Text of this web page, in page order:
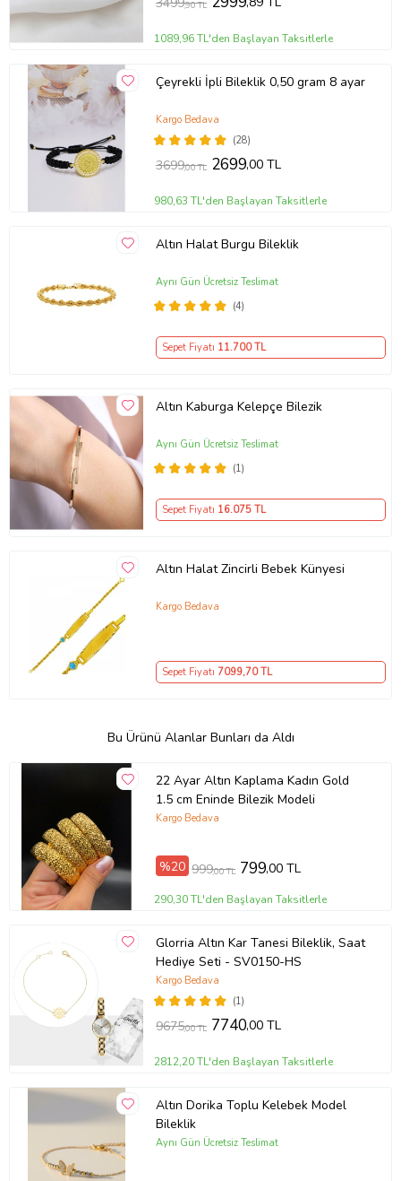
,90 TL
1089,96 TL'den Başlayan Taksitlerle
Çeyrekli İpli Bileklik 0,50 gram 8 ayar
(28)
Kargo Bedava
3699,00 TL 2699,00 TL
980,63 TL'den Başlayan Taksitlerle
Altın Halat Burgu Bileklik
(4)
Aynı Gün Ücretsiz Teslimat
Sepet Fiyatı 11.700TL
Altın Kaburga Kelepçe Bilezik
(1)
Aynı Gün Ücretsiz Teslimat
Sepet Fiyatı 16.075TL
Altın Halat Zincirli Bebek Künyesi
Kargo Bedava
Sepet Fiyatı 7099,70 TL
Bu Ürünü Alanlar Bunları da Aldı
22 Ayar Altın Kaplama Kadın Gold
1.5 cm Eninde Bilezik Modeli
Kargo Bedava
%20 999,00 TL 799,00 TL
290,30 TL'den Başlayan Taksitlerle
Glorria Altın Kar Tanesi Bileklik, Saat
Hediye Seti - SV0150-HS
(1)
Kargo Bedava
9675,00 TL 7740,00 TL
2812,20 TL'den Başlayan Taksitlerle
Altın Dorika Toplu Kelebek Model
Bileklik
Aynı Gün Ücretsiz Teslimat